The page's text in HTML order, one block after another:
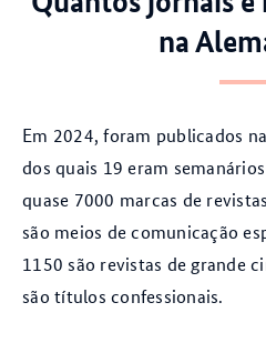
na
Em 2024, foram publicados
dos quais 19 eram
quase 7000 marcas de
são meios de comunicação
1150 são revistas de grande
são títulos confessionais.